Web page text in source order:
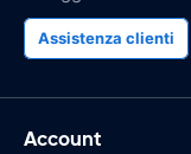
Assistenza clienti
Account